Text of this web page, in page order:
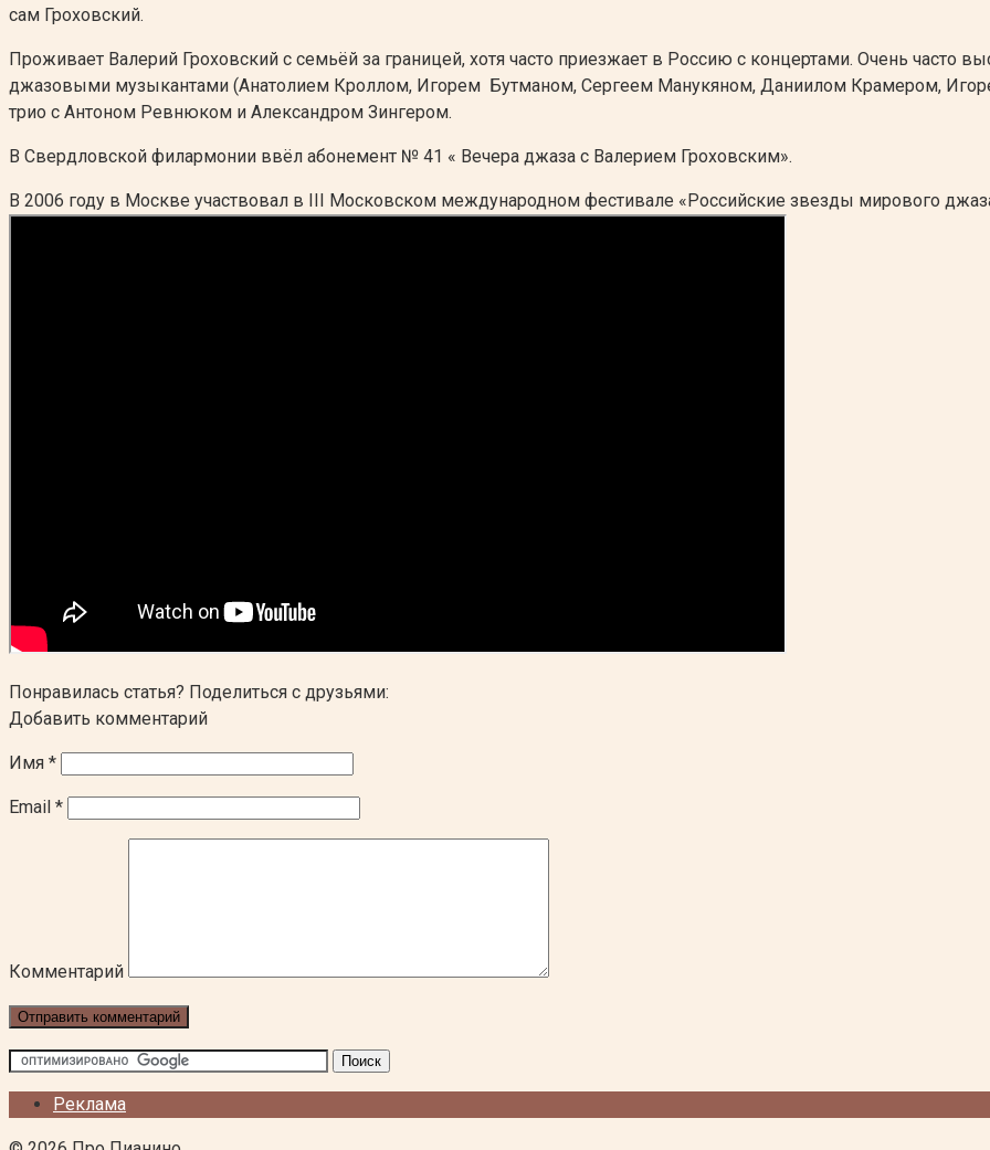
сам Гроховский.
Проживает Валерий Гроховский с семьёй за границей, хотя часто приезжает в Россию с концертами. Очень часто
джазовыми музыкантами (Анатолием Кроллом, Игорем Бутманом, Сергеем Манукяном, Даниилом Крамером,
трио с Антоном Ревнюком и Александром Зингером.
В Свердловской филармонии ввёл абонемент № 41 « Вечера джаза с Валерием Гроховским».
В 2006 году в Москве участвовал в III Московском международном фестивале «Российские звезды мирового
Понравилась статья? Поделиться с друзьями:
Добавить комментарий
Имя *
Email *
Комментарий
Реклама